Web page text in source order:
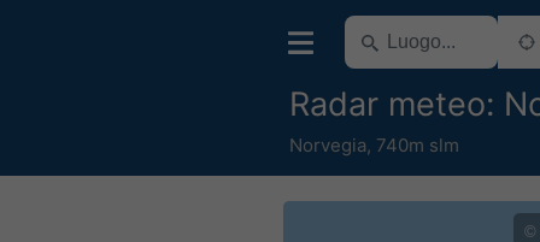
Radar meteo:
Norvegia, 740m slm
©